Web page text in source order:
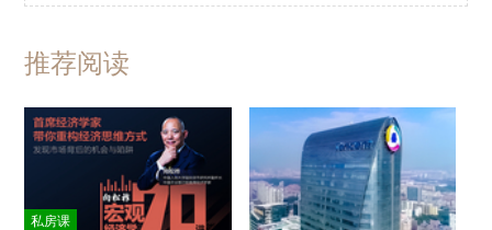
推荐阅读
私房课